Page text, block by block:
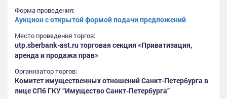
Форма проведения:
Аукцион с открытой формой подачи предложений
Место проведения торгов:
utp.sberbank-ast.ru торговая секция «Приватизация,
аренда и продажа прав»
Организатор торгов:
Комитет имущественных отношений Санкт-Петербурга в
лице СПб ГКУ “Имущество Санкт-Петербурга”